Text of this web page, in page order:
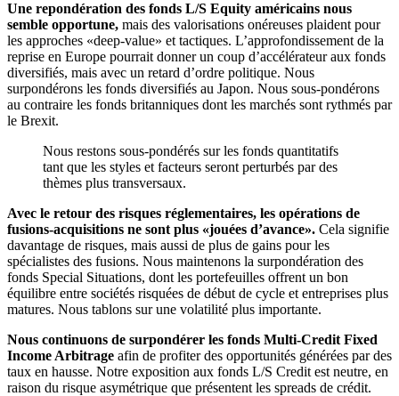
Une repondération des fonds L/S Equity américains nous
semble opportune, mais des valorisations onéreuses plaident pour
les approches «deep-value» et tactiques. L’approfondissement de la
reprise en Europe pourrait donner un coup d’accélérateur aux fonds
diversifiés, mais avec un retard d’ordre politique. Nous
surpondérons les fonds diversifiés au Japon. Nous sous-pondérons
au contraire les fonds britanniques dont les marchés sont rythmés par
le Brexit.
Nous restons sous-pondérés sur les fonds quantitatifs
tant que les styles et facteurs seront perturbés par des
thèmes plus transversaux.
Avec le retour des risques réglementaires, les opérations de
fusions-acquisitions ne sont plus «jouées d’avance». Cela signifie
davantage de risques, mais aussi de plus de gains pour les
spécialistes des fusions. Nous maintenons la surpondération des
fonds Special Situations, dont les portefeuilles offrent un bon
équilibre entre sociétés risquées de début de cycle et entreprises plus
matures. Nous tablons sur une volatilité plus importante.
Nous continuons de surpondérer les fonds Multi-Credit Fixed
Income Arbitrage afin de profiter des opportunités générées par des
taux en hausse. Notre exposition aux fonds L/S Credit est neutre, en
raison du risque asymétrique que présentent les spreads de crédit.